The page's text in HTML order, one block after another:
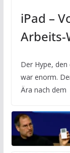
iPad –
Arbeits-
Der Hype,
war enorm.
Ära nach dem